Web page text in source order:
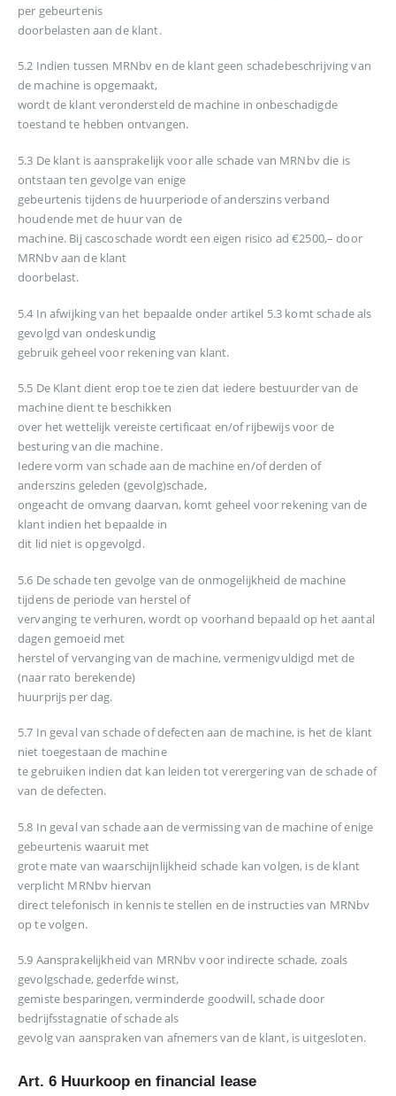
per gebeurtenis
doorbelasten aan de klant.
5.2 Indien tussen MRNbv en de klant geen schadebeschrijving van
de machine is opgemaakt,
wordt de klant verondersteld de machine in onbeschadigde
toestand te hebben ontvangen.
5.3 De klant is aansprakelijk voor alle schade van MRNbv die is
ontstaan ten gevolge van enige
gebeurtenis tijdens de huurperiode of anderszins verband
houdende met de huur van de
machine. Bij cascoschade wordt een eigen risico ad €2500,– door
MRNbv aan de klant
doorbelast.
5.4 In afwijking van het bepaalde onder artikel 5.3 komt schade als
gevolgd van ondeskundig
gebruik geheel voor rekening van klant.
5.5 De Klant dient erop toe te zien dat iedere bestuurder van de
machine dient te beschikken
over het wettelijk vereiste certificaat en/of rijbewijs voor de
besturing van die machine.
Iedere vorm van schade aan de machine en/of derden of
anderszins geleden (gevolg)schade,
ongeacht de omvang daarvan, komt geheel voor rekening van de
klant indien het bepaalde in
dit lid niet is opgevolgd.
5.6 De schade ten gevolge van de onmogelijkheid de machine
tijdens de periode van herstel of
vervanging te verhuren, wordt op voorhand bepaald op het aantal
dagen gemoeid met
herstel of vervanging van de machine, vermenigvuldigd met de
(naar rato berekende)
huurprijs per dag.
5.7 In geval van schade of defecten aan de machine, is het de klant
niet toegestaan de machine
te gebruiken indien dat kan leiden tot verergering van de schade of
van de defecten.
5.8 In geval van schade aan de vermissing van de machine of enige
gebeurtenis waaruit met
grote mate van waarschijnlijkheid schade kan volgen, is de klant
verplicht MRNbv hiervan
direct telefonisch in kennis te stellen en de instructies van MRNbv
op te volgen.
5.9 Aansprakelijkheid van MRNbv voor indirecte schade, zoals
gevolgschade, gederfde winst,
gemiste besparingen, verminderde goodwill, schade door
bedrijfsstagnatie of schade als
gevolg van aanspraken van afnemers van de klant, is uitgesloten.
Art. 6 Huurkoop en financial lease